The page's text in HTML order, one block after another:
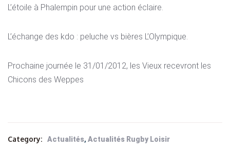
L’étoile à Phalempin pour une action éclaire.
L’échange des kdo : peluche vs bières L’Olympique.
Prochaine journée le 31/01/2012, les Vieux recevront les
Chicons des Weppes
Category: Actualités, Actualités Rugby Loisir